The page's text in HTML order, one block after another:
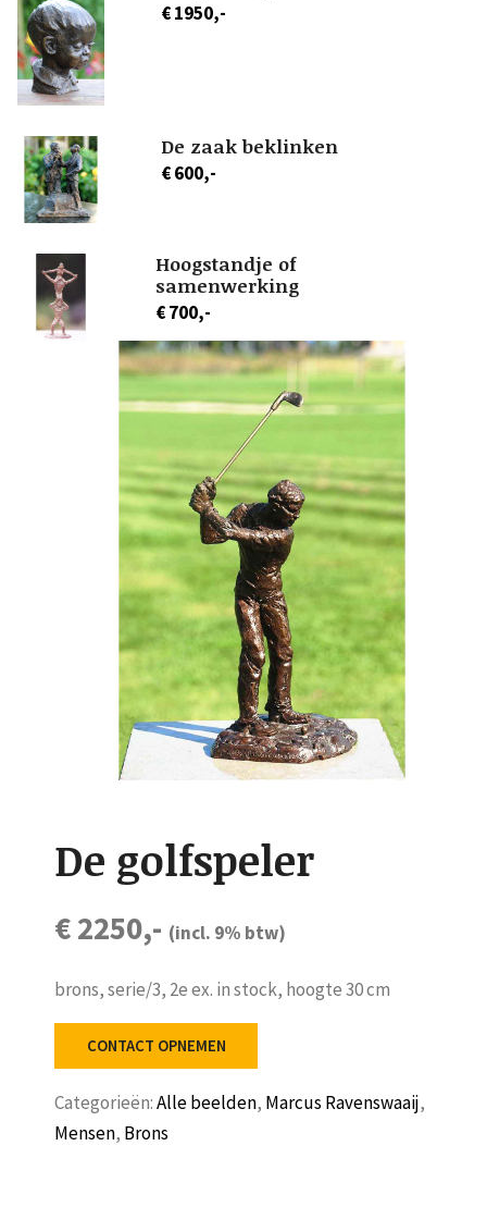
€ 1950,-
De zaak beklinken
€ 600,-
Hoogstandje of
samenwerking
€ 700,-
De golfspeler
€ 2250,- (incl. 9% btw)
brons, serie/3, 2e ex. in stock, hoogte 30 cm
CONTACT OPNEMEN
Categorieën:Alle beelden, Marcus Ravenswaaij,
Mensen, Brons